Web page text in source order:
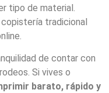
tipo de material.
tradicional
de contar con
Si vives o
barato, rápido y